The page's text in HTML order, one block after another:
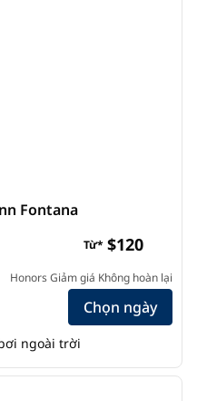
Fontana
Garden Inn Fontana
Từ* $120
Honors Giảm giá Không hoàn lại
Chọn ngày
ngoài trời
1/12
ảnh